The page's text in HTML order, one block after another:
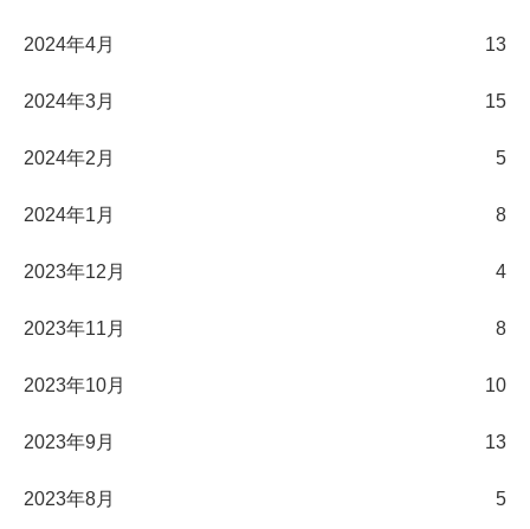
2024年4月 13
2024年3月 15
2024年2月 5
2024年1月 8
2023年12月 4
2023年11月 8
2023年10月 10
2023年9月 13
2023年8月 5